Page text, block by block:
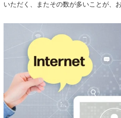
いただく、またその数が多いことが、